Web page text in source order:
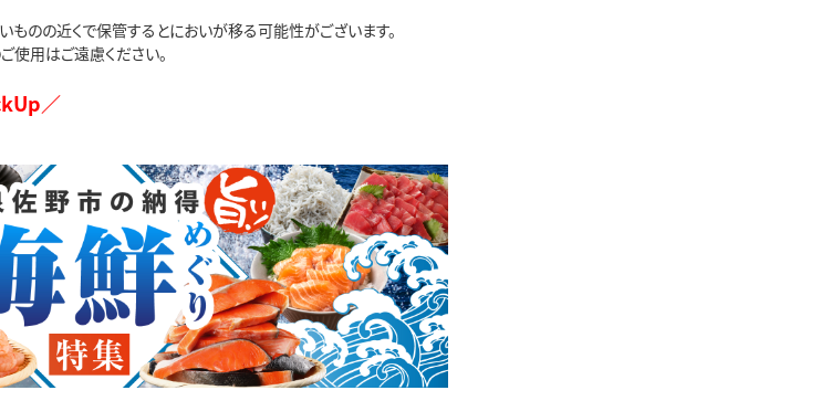
ものの近くで保管するとにおいが移る可能性がございます。
使用はご遠慮ください。
／